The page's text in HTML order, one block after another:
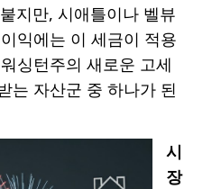
지만, 시애틀이나 벨뷰
익에는 이 세금이 적용
싱턴주의 새로운 고세
는 자산군 중 하나가 된
시
장